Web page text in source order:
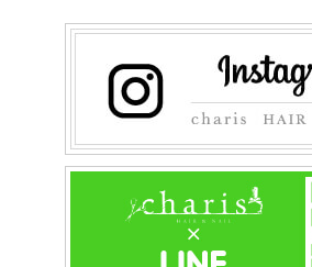
新商品★電子トリートメント「M3.6」